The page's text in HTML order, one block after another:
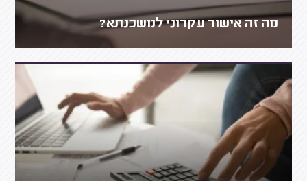
מה זה אישור עקרוני למשכנתא?